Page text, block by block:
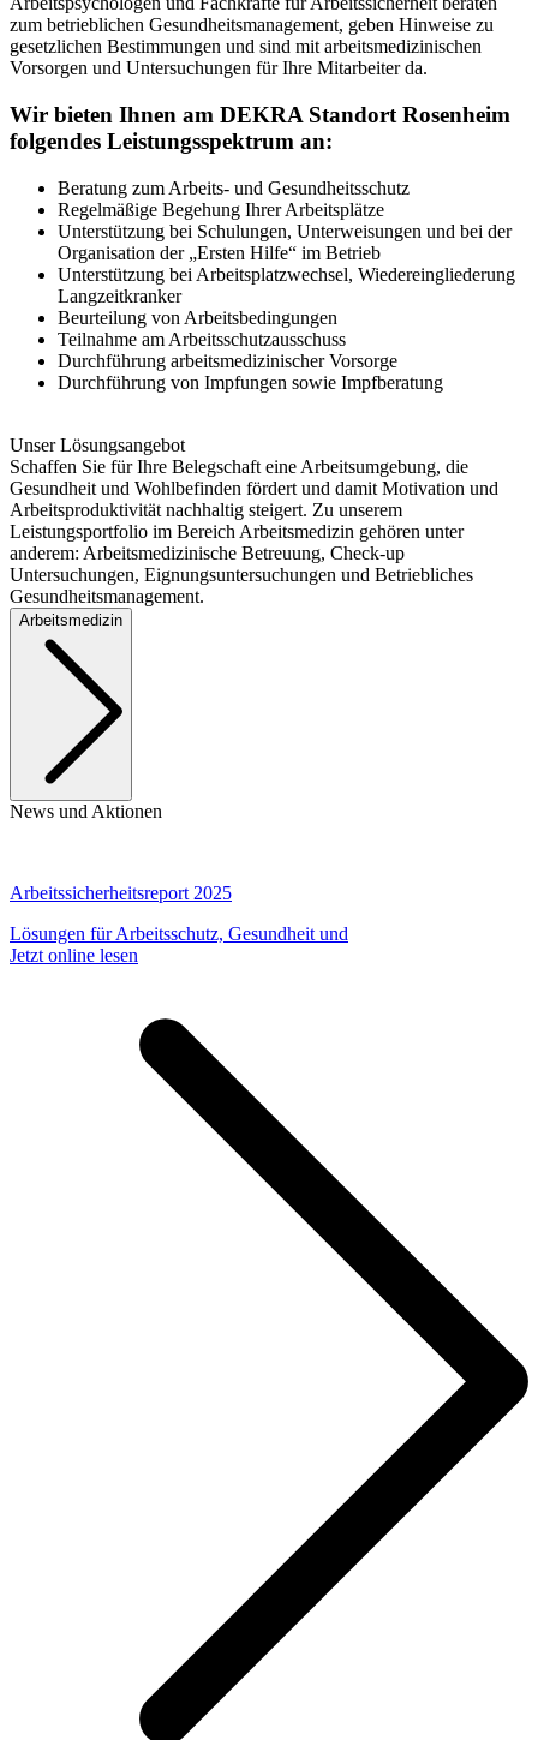
zum betrieblichen Gesundheitsmanagement, geben Hinweise zu
gesetzlichen Bestimmungen und sind mit arbeitsmedizinischen
Vorsorgen und Untersuchungen für Ihre Mitarbeiter da.
Wir bieten Ihnen am DEKRA Standort Rosenheim
folgendes Leistungsspektrum an:
Beratung zum Arbeits- und Gesundheitsschutz
Regelmäßige Begehung Ihrer Arbeitsplätze
Unterstützung bei Schulungen, Unterweisungen und bei der
Organisation der „Ersten Hilfe“ im Betrieb
Unterstützung bei Arbeitsplatzwechsel, Wiedereingliederung
Langzeitkranker
Beurteilung von Arbeitsbedingungen
Teilnahme am Arbeitsschutzausschuss
Durchführung arbeitsmedizinischer Vorsorge
Durchführung von Impfungen sowie Impfberatung
Unser Lösungsangebot
Schaffen Sie für Ihre Belegschaft eine Arbeitsumgebung, die
Gesundheit und Wohlbefinden fördert und damit Motivation und
Arbeitsproduktivität nachhaltig steigert. Zu unserem
Leistungsportfolio im Bereich Arbeitsmedizin gehören unter
anderem: Arbeitsmedizinische Betreuung, Check-up
Untersuchungen, Eignungsuntersuchungen und Betriebliches
Gesundheitsmanagement.
Arbeitsmedizin
News und Aktionen
Arbeitssicherheitsreport 2025
Lösungen für Arbeitsschutz, Gesundheit und
Jetzt online lesen